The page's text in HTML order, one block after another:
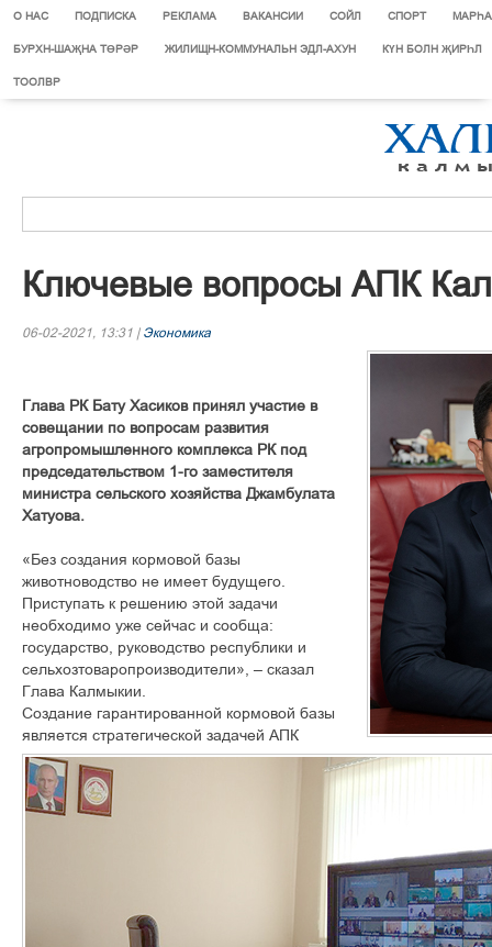
О НАС ПОДПИСКА РЕКЛАМА ВАКАНСИИ СОЙЛ СПОРТ
БУРХН-ШАҖНА ТӨРӘР ЖИЛИЩН-КОММУНАЛЬН ЭДЛ-АХУН КҮН БОЛН ҖИРҺЛ
ТООЛВР
Ключевые вопросы АПК
06-02-2021, 13:31 | Экономика
Глава РК Бату Хасиков принял участие в
совещании по вопросам развития
агропромышленного комплекса РК под
председательством 1-го заместителя
министра сельского хозяйства Джамбулата
Хатуова.
«Без создания кормовой базы
животноводство не имеет будущего.
Приступать к решению этой задачи
необходимо уже сейчас и сообща:
государство, руководство республики и
сельхозтоваропроизводители», – сказал
Глава Калмыкии.
Создание гарантированной кормовой базы
является стратегической задачей АПК